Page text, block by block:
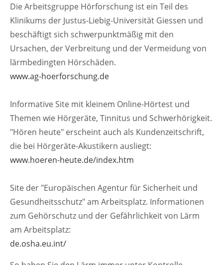
Die Arbeitsgruppe Hörforschung ist ein Teil des
Klinikums der Justus-Liebig-Universität Giessen und
beschäftigt sich schwerpunktmäßig mit den
Ursachen, der Verbreitung und der Vermeidung von
lärmbedingten Hörschäden.
www.ag-hoerforschung.de
Informative Site mit kleinem Online-Hörtest und
Themen wie Hörgeräte, Tinnitus und Schwerhörigkeit.
"Hören heute" erscheint auch als Kundenzeitschrift,
die bei Hörgeräte-Akustikern ausliegt:
www.hoeren-heute.de/index.htm
Site der "Europäischen Agentur für Sicherheit und
Gesundheitsschutz" am Arbeitsplatz. Informationen
zum Gehörschutz und der Gefährlichkeit von Lärm
am Arbeitsplatz:
de.osha.eu.int/